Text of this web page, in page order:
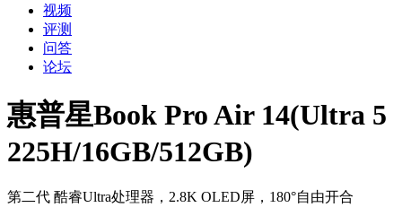
视频
评测
问答
论坛
惠普星Book Pro Air 14(Ultra 5
225H/16GB/512GB)
第二代 酷睿Ultra处理器，2.8K OLED屏，180°自由开合